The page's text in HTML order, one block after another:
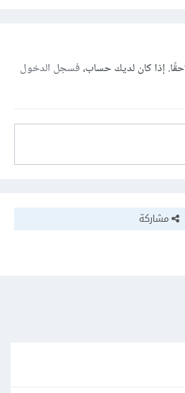
إذا كان لديك حساب،فسجل الدخول
مشاركة